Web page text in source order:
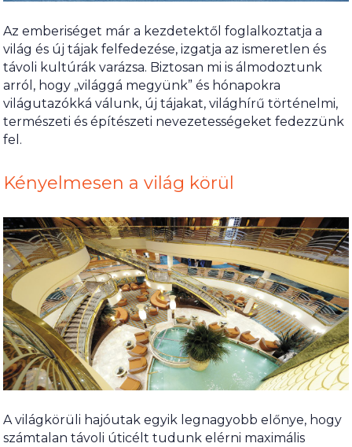
Az emberiséget már a kezdetektől foglalkoztatja a
világ és új tájak felfedezése, izgatja az ismeretlen és
távoli kultúrák varázsa. Biztosan mi is álmodoztunk
arról, hogy „világgá megyünk” és hónapokra
világutazókká válunk, új tájakat, világhírű történelmi,
természeti és építészeti nevezetességeket fedezzünk
fel.
Kényelmesen a világ körül
A világkörüli hajóutak egyik legnagyobb előnye, hogy
számtalan távoli úticélt tudunk elérni maximális